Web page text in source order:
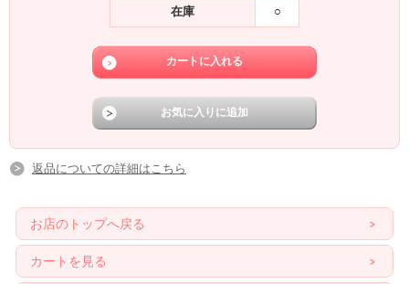
在庫 ○
返品についての詳細はこちら
お店のトップへ戻る
カートを見る